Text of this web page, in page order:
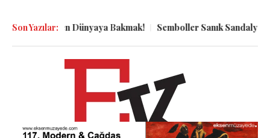
Son Yazılar:
Dibinden Dünyaya Bakmak! Semboller Sanık Sandalyesinde: